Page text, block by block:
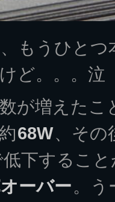
もうひと
ど。。。泣
が増えた
68W、その
低下するこ
ーバー。う